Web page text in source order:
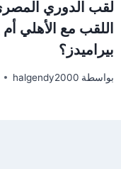
لقب الدوري
اللقب مع الأهلي
بيراميدز؟
بواسطة halgendy2000